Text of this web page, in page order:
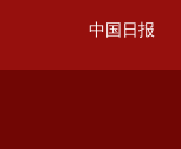
中国日报